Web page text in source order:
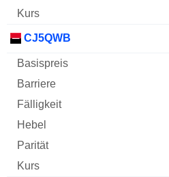
CJ5QWB